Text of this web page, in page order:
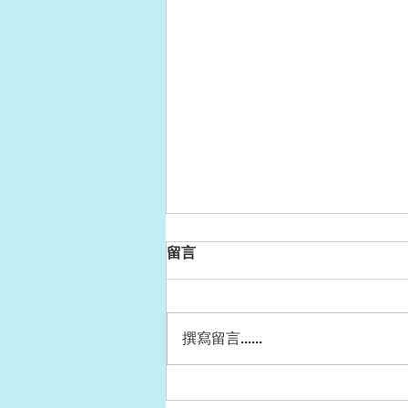
中山七里《特殊清掃人》讀後
留言
撰寫留言......